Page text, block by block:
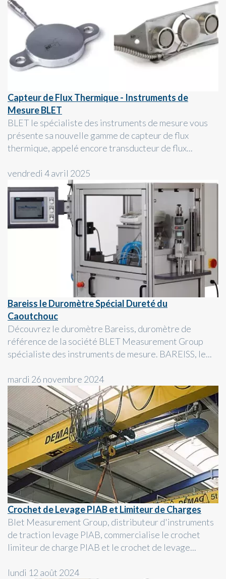
Capteur de Flux Thermique - Instruments de
Mesure BLET
BLET le spécialiste des instruments de mesure vous
présente sa nouvelle gamme de capteur de flux
thermique, appelé encore transducteur de flux...
vendredi 4 avril 2025
Bareiss le Duromètre Spécial Dureté du
Caoutchouc
Découvrez le duromètre Bareiss, duromètre de
référence de la société BLET Measurement Group
spécialiste des instruments de mesure. BAREISS, le...
mardi 26 novembre 2024
Crochet de Levage PIAB et Limiteur de Charges
Blet Measurement Group, distributeur d'instruments
de traction levage PIAB, commercialise le crochet
limiteur de charge PIAB et le crochet de levage...
lundi 12 août 2024